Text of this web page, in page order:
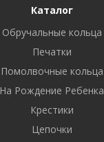
Каталог
Обручальные кольца
Печатки
Помолвочные кольца
На Рождение Ребенка
Крестики
Цепочки